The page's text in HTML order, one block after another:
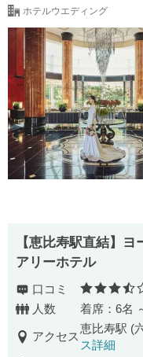
ホテルウエディング
【恵比寿駅直結】
アリーホテル
口コミ
人数
着席：6名
アクセス
恵比寿駅 (
ス詳細